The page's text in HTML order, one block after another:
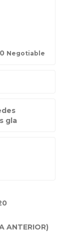
Negotiable
gla
ANTERIOR)